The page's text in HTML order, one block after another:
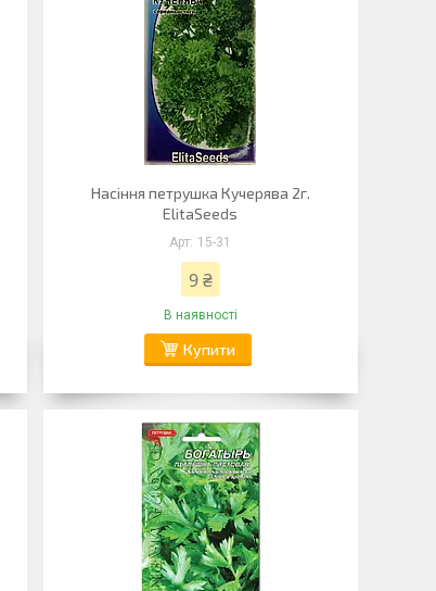
Насіння петрушка Кучерява 2г.
ElitaSeeds
15-31
9 ₴
В наявності
Купити